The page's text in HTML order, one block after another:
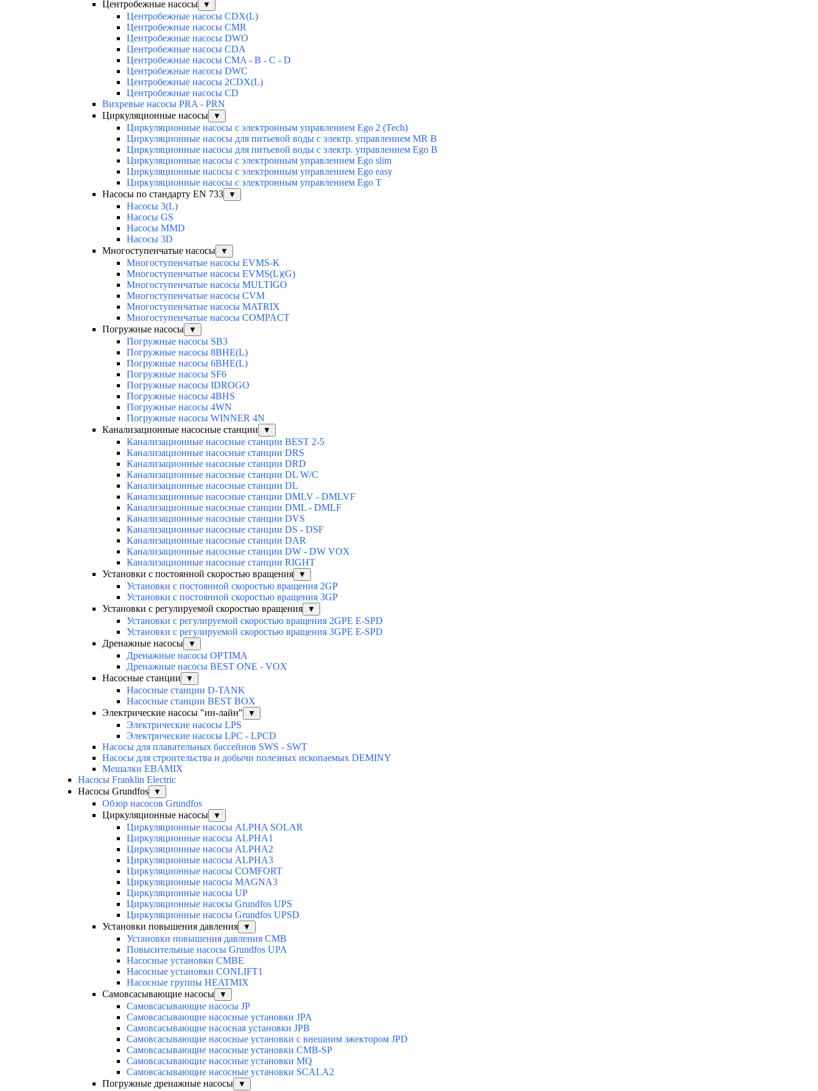
Центробежные насосы
▼
Центробежные насосы CDX(L)
Центробежные насосы CMR
Центробежные насосы DWO
Центробежные насосы CDA
Центробежные насосы CMA - B - C - D
Центробежные насосы DWC
Центробежные насосы 2CDX(L)
Центробежные насосы CD
Вихревые насосы PRA - PRN
Циркуляционные насосы
▼
Циркуляционные насосы с электронным управлением Ego 2 (Tech)
Циркуляционные насосы для питьевой воды с электр. управлением MR B
Циркуляционные насосы для питьевой воды с электр. управлением Ego B
Циркуляционные насосы с электронным управлением Ego slim
Циркуляционные насосы с электронным управлением Ego easy
Циркуляционные насосы с электронным управлением Ego T
Насосы по стандарту EN 733
▼
Насосы 3(L)
Насосы GS
Насосы MMD
Насосы 3D
Многоступенчатые насосы
▼
Многоступенчатые насосы EVMS-K
Многоступенчатые насосы EVMS(L)(G)
Многоступенчатые насосы MULTIGO
Многоступенчатые насосы CVM
Многоступенчатые насосы MATRIX
Многоступенчатые насосы COMPACT
Погружные насосы
▼
Погружные насосы SB3
Погружные насосы 8BHE(L)
Погружные насосы 6BHE(L)
Погружные насосы SF6
Погружные насосы IDROGO
Погружные насосы 4BHS
Погружные насосы 4WN
Погружные насосы WINNER 4N
Канализационные насосные станции
▼
Канализационные насосные станции BEST 2-5
Канализационные насосные станции DRS
Канализационные насосные станции DRD
Канализационные насосные станции DL W/C
Канализационные насосные станции DL
Канализационные насосные станции DMLV - DMLVF
Канализационные насосные станции DML - DMLF
Канализационные насосные станции DVS
Канализационные насосные станции DS - DSF
Канализационные насосные станции DAR
Канализационные насосные станции DW - DW VOX
Канализационные насосные станции RIGHT
Установки с постоянной скоростью вращения
▼
Установки с постоянной скоростью вращения 2GP
Установки с постоянной скоростью вращения 3GP
Установки с регулируемой скоростью вращения
▼
Установки с регулируемой скоростью вращения 2GPE E-SPD
Установки с регулируемой скоростью вращения 3GPE E-SPD
Дренажные насосы
▼
Дренажные насосы OPTIMA
Дренажные насосы BEST ONE - VOX
Насосные станции
▼
Насосные станции D-TANK
Насосные станции BEST BOX
Электрические насосы "ин-лайн"
▼
Электрические насосы LPS
Электрические насосы LPC - LPCD
Насосы для плавательных бассейнов SWS - SWT
Насосы для строительства и добычи полезных ископаемых DEMINY
Мешалки EBAMIX
Насосы Franklin Electric
Насосы Grundfos
▼
Обзор насосов Grundfos
Циркуляционные насосы
▼
Циркуляционные насосы ALPHA SOLAR
Циркуляционные насосы ALPHA1
Циркуляционные насосы ALPHA2
Циркуляционные насосы ALPHA3
Циркуляционные насосы COMFORT
Циркуляционные насосы MAGNA3
Циркуляционные насосы UP
Циркуляционные насосы Grundfos UPS
Циркуляционные насосы Grundfos UPSD
Установки повышения давления
▼
Установки повышения давления CMB
Повысительные насосы Grundfos UPA
Насосные установки CMBE
Насосные установки CONLIFT1
Насосные группы HEATMIX
Самовсасывающие насосы
▼
Самовсасывающие насосы JP
Самовсасывающие насосные установки JPA
Самовсасывающие насосная установки JPB
Самовсасывающие насосные установки с внешним эжектором JPD
Самовсасывающие насосные установки CMB-SP
Самовсасывающие насосные установки MQ
Cамовсасывающие насосные установки SCALA2
Погружные дренажные насосы
▼